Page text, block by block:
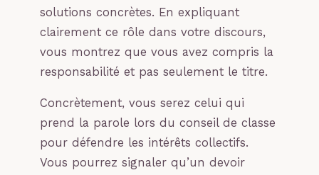
solutions concrètes. En expliquant
clairement ce rôle dans votre discours,
vous montrez que vous avez compris la
responsabilité et pas seulement le titre.
Concrètement, vous serez celui qui
prend la parole lors du conseil de classe
pour défendre les intérêts collectifs.
Vous pourrez signaler qu’un devoir